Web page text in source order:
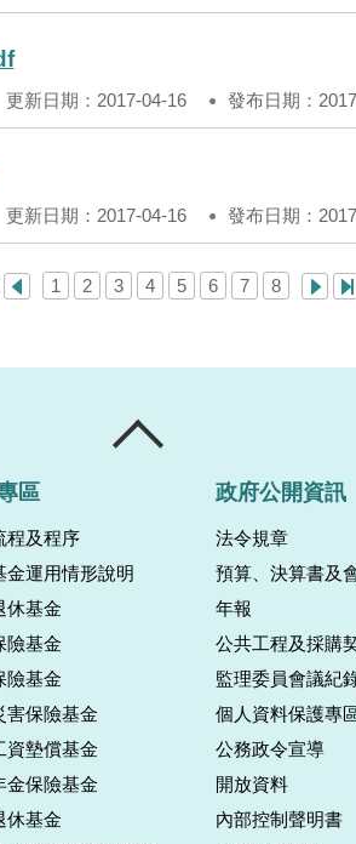
更新日期：2017-04-16 發布日期：
更新日期：2017-04-16 發布日期：
1 2 3 4 5 6 7
8
區
程及程序
金運用情形說明
休基金
險基金
險基金
害保險基金
資墊償基金
金保險基金
休基金
政府公開資訊
法令規章
預算、決算書及
年報
公共工程及採購
監理委員會議紀
個人資料保護專
公務政令宣導
開放資料
內部控制聲明書